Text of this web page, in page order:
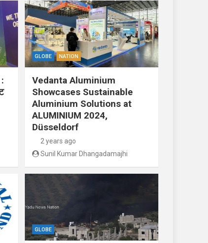
GLOBE NATION
Vedanta Aluminium
Showcases Sustainable
Aluminium Solutions at
ALUMINIUM 2024,
Düsseldorf
2 years ago
Sunil Kumar Dhangadamajhi
GLOBE